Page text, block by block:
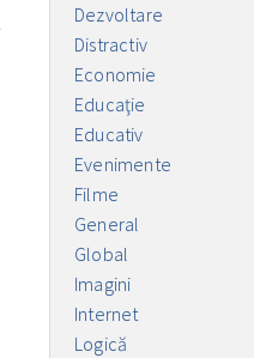
Dezvoltare
Distractiv
Economie
Educaţie
Educativ
Evenimente
Filme
General
Global
Imagini
Internet
Logică